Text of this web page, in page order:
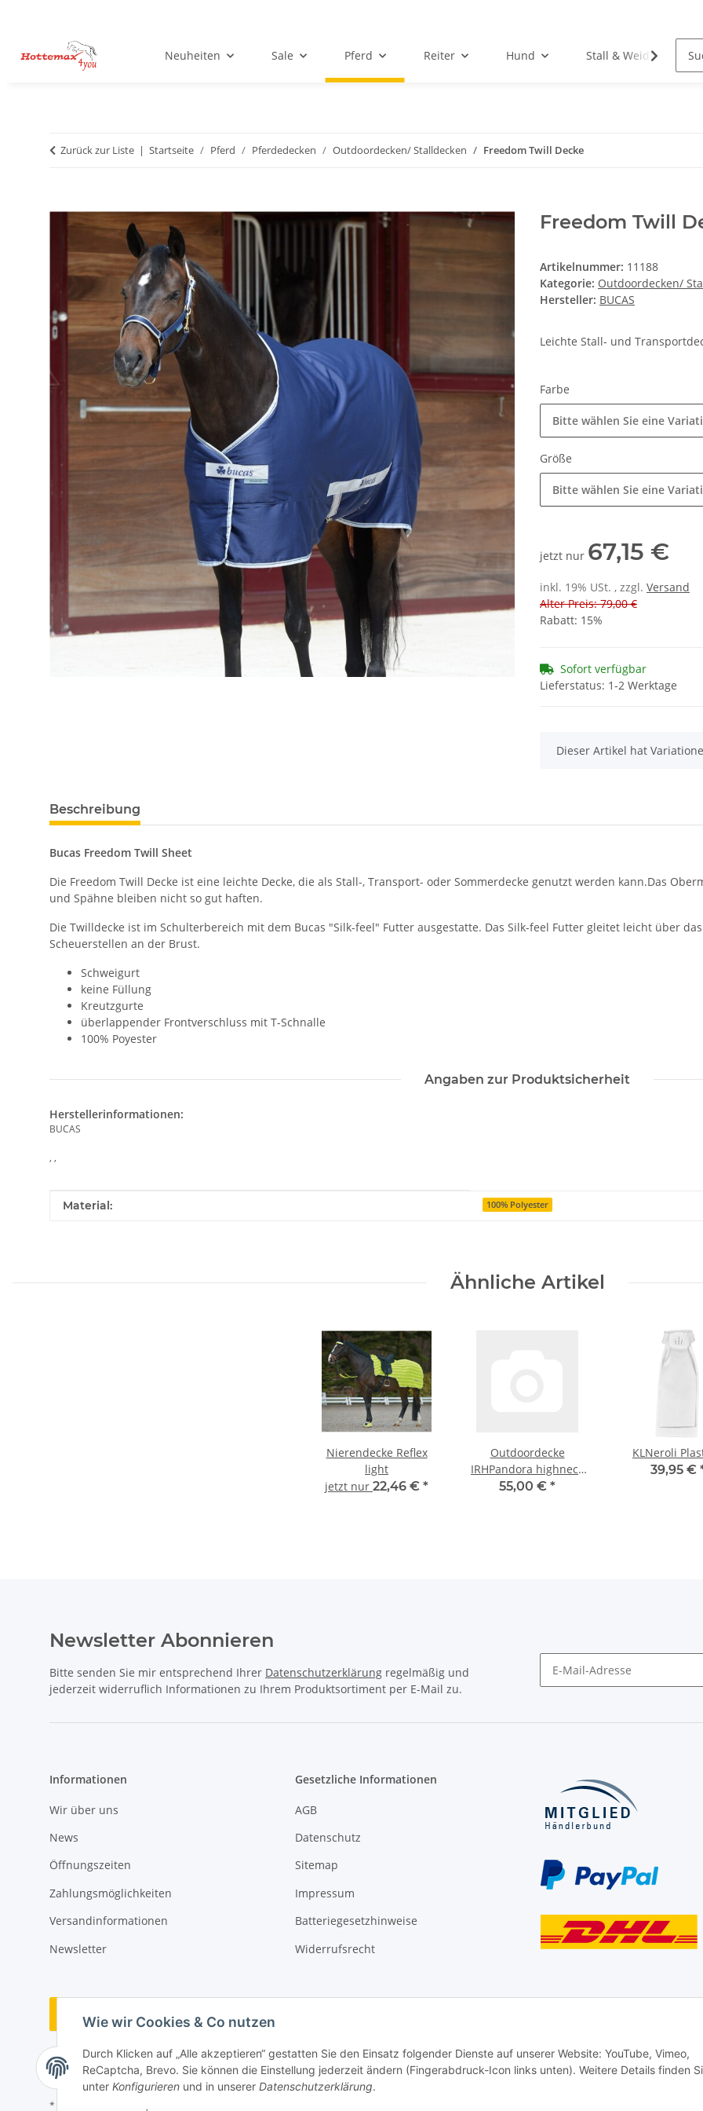
Wie wir Cookies & Co nutzen
Durch Klicken auf „Alle akzeptieren“ gestatten Sie den Einsatz folgender Dienste auf unserer Website: YouTube, Vimeo,
ReCaptcha, Brevo. Sie können die Einstellung jederzeit ändern (Fingerabdruck-Icon links unten). Weitere Details finden
unter Konfigurieren und in unserer Datenschutzerklärung.
Neuheiten Sale Pferd Reiter Hund Stall & Weide
Zurück zur Liste Startseite Pferd Pferdedecken Outdoordecken/ Stalldecken Freedom Twill Decke
Freedom Twill
Artikelnummer: 11188
Kategorie: Outdoordecken/
Hersteller: BUCAS
Leichte Stall- und
Farbe
Bitte wählen Sie eine
Größe
Bitte wählen Sie eine
jetzt nur 67,15 €
inkl. 19% USt. , zzgl. Versand
Alter Preis: 79,00 €
Rabatt: 15%
Sofort verfügbar
Lieferstatus: 1-2 Werktage
x
Dieser Artikel hat
Beschreibung
Bucas Freedom Twill Sheet
Die Freedom Twill Decke ist eine leichte Decke, die als Stall-, Transport- oder Sommerdecke genutzt werden kann.Das
und Spähne bleiben nicht so gut haften.
Die Twilldecke ist im Schulterbereich mit dem Bucas "Silk-feel" Futter ausgestatte. Das Silk-feel Futter gleitet leicht über
Scheuerstellen an der Brust.
Schweigurt
keine Füllung
Kreutzgurte
überlappender Frontverschluss mit T-Schnalle
100% Poyester
Angaben zur Produktsicherheit
Herstellerinformationen:
BUCAS
, ,
Produkteigenschaft
Wert
Material: 100% Polyester
Ähnliche Artikel
Nierendecke Reflex
light
jetzt nur 22,46 € *
Outdoordecke
IRHPandora highneck
0g
55,00 € *
KLNeroli
39,95 €
Newsletter Abonnieren
Bitte senden Sie mir entsprechend Ihrer Datenschutzerklärung regelmäßig und
jederzeit widerruflich Informationen zu Ihrem Produktsortiment per E-Mail zu.
Informationen
Wir über uns
News
Öffnungszeiten
Zahlungsmöglichkeiten
Versandinformationen
Newsletter
Gesetzliche Informationen
AGB
Datenschutz
Sitemap
Impressum
Batteriegesetzhinweise
Widerrufsrecht
Vertrag widerrufen
* Alle Preise inkl. gesetzlicher USt., zzgl.